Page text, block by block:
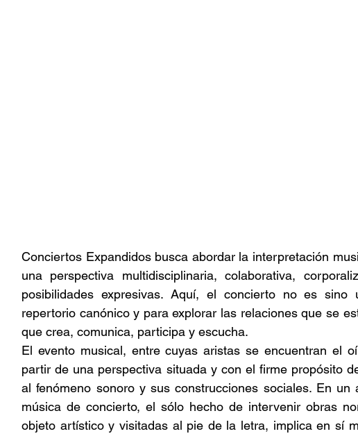
Conciertos Expandidos busca abordar la interpretación
una perspectiva multidisciplinaria, colaborativa,
posibilidades expresivas. Aquí, el concierto no es sino
repertorio canónico y para explorar las relaciones que se
que crea, comunica, participa y escucha.
El evento musical, entre cuyas aristas se encuentran el
partir de una perspectiva situada y con el firme propósito
al fenómeno sonoro y sus construcciones sociales. En
música de concierto, el sólo hecho de intervenir obras
objeto artístico y visitadas al pie de la letra, implica en sí